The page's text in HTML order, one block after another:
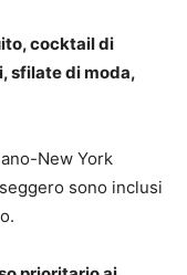
cocktail di
sfilate di moda,
New York
sono inclusi